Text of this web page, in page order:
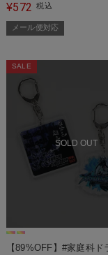
¥572 税込
メール便対応
SOLD OUT
SALE
【89%OFF】#家庭科ド